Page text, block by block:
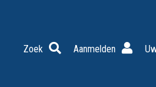
Zoek Aanmelden